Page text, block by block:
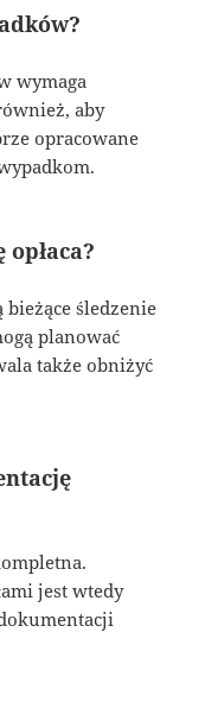
wymaga
aby
opracowane
śledzenie
planować
także obniżyć
jest wtedy